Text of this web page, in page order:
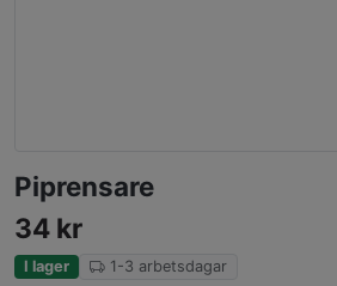
Piprensare
34 kr
I lager 1-3 arbetsdagar